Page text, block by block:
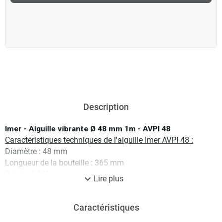
Description
Imer - Aiguille vibrante Ø 48 mm 1m - AVPI 48
Caractéristiques techniques de l'aiguille Imer AVPI 48 :
Diamètre : 48 mm
Longueur de la bouteille : 365 mm
expand_more Lire plus
Caractéristiques